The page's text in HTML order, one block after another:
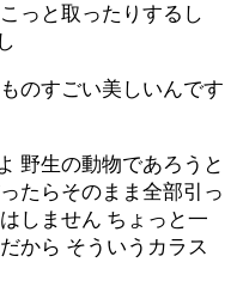
っと取ったりするし
のすごい美しいんです
野生の動物であろうと
たらそのまま全部引っ
しません ちょっと一
から そういうカラス